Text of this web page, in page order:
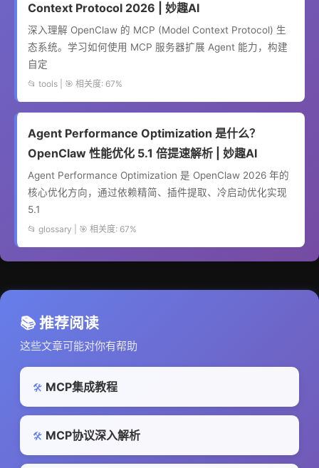
Context Protocol 2026 | 妙趣AI
深入理解 OpenClaw 的 MCP (Model Context Protocol) 生
态系统。学习如何使用 MCP 服务器扩展 Agent 能力，构建
自定
📂 tools | 🎯 相关度: 67%
Agent Performance Optimization 是什么？
OpenClaw 性能优化 5.1 倍提速解析 | 妙趣AI
Agent Performance Optimization 是 OpenClaw 2026 年的
核心优化方向，通过依赖精简、插件提取、冷启动优化实现
5.1
📂 glossary | 🎯 相关度: 67%
📚 推荐阅读
这些文章可能对你有帮助
🛠️ MCP集成教程
🛠️ MCP协议深入解析